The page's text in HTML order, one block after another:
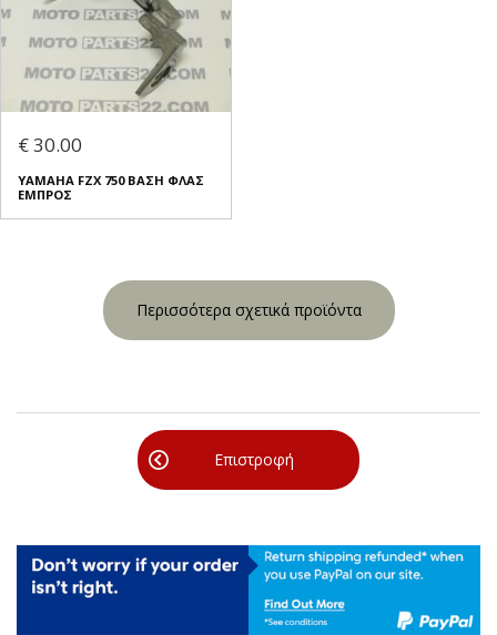
€ 30.00
YAMAHA FZX 750 ΒΑΣΗ ΦΛΑΣ
ΕΜΠΡΟΣ
Περισσότερα σχετικά προϊόντα
Επιστροφή